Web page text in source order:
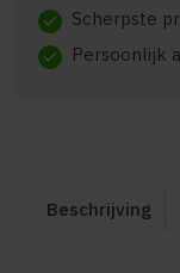
check Scherpste
check Persoonlijk
Beschrijving